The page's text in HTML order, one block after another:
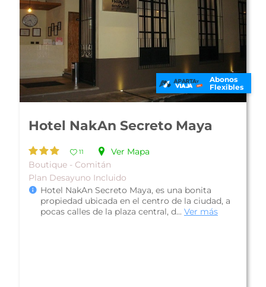
Abonos
Flexibles
Hotel NakAn Secreto Maya
11
Ver Mapa
Boutique - Comitán
Plan Desayuno Incluido
Hotel NakAn Secreto Maya, es una bonita
propiedad ubicada en el centro de la ciudad, a
pocas calles de la plaza central, d... Ver más